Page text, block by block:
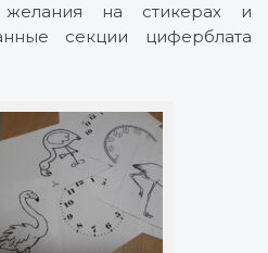
на стикерах и
секции циферблата